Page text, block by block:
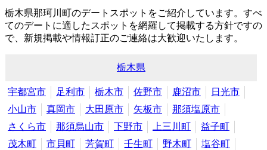
栃木県那珂川町のデートスポットをご紹介しています。すべ
てのデートに適したスポットを網羅して掲載する方針ですの
で、新規掲載や情報訂正のご連絡は大歓迎いたします。
栃木県
宇都宮市 足利市 栃木市 佐野市 鹿沼市
日光市
小山市
真岡市 大田原市 矢板市
那須塩原市
さくら市
那須烏山市 下野市 上三川町
益子町
茂木町
市貝町 芳賀町 壬生町 野木町
塩谷町